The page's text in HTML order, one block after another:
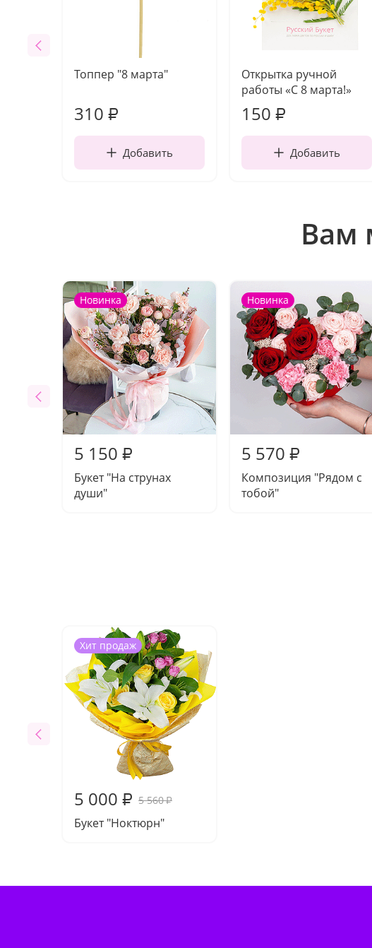
Топпер "8 марта"
310 ₽
Добавить
Открытка ручной
работы «С 8 марта!»
150 ₽
Добавить
Вам
Новинка
5 150 ₽
Букет "На струнах
души"
Новинка
5 570 ₽
Композиция "Рядом с
тобой"
Хит продаж
5 000 ₽ 5 560₽
Букет "Ноктюрн"